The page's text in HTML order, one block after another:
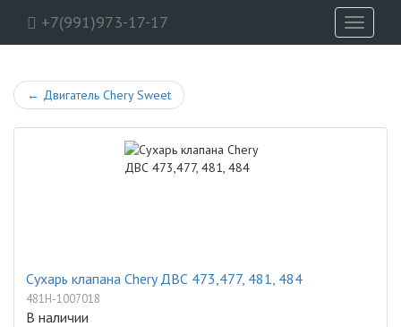
+7(991)973-17-17
Toggle
← Двигатель Chery Sweet
Сухарь клапана Chery ДВС 473,477, 481, 484
481H-1007018
В наличии